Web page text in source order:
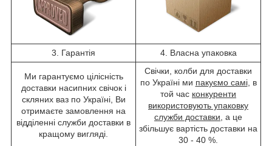
3. Гарантія 4. Власна упаковка
Ми гарантуємо цілісність
доставки насипних свічок і
скляних ваз по Україні, Ви
отримаєте замовлення на
відділенні служби доставки в
кращому вигляді.
Свічки, колби для доставки
по Україні ми пакуємо самі, в
той час конкуренти
використовують упаковку
служби доставки, а це
збільшує вартість доставки на
30 - 40 %.